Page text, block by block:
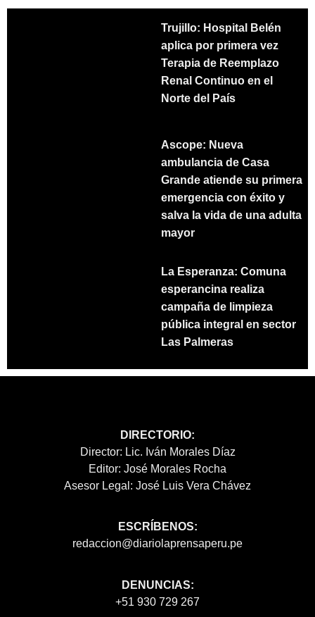
Trujillo: Hospital Belén
aplica por primera vez
Terapia de Reemplazo
Renal Continuo en el
Norte del País
Ascope: Nueva
ambulancia de Casa
Grande atiende su primera
emergencia con éxito y
salva la vida de una adulta
mayor
La Esperanza: Comuna
esperancina realiza
campaña de limpieza
pública integral en sector
Las Palmeras
DIRECTORIO:
Director: Lic. Iván Morales Díaz
Editor: José Morales Rocha
Asesor Legal: José Luis Vera Chávez
ESCRÍBENOS:
redaccion@diariolaprensaperu.pe
DENUNCIAS:
+51 930 729 267